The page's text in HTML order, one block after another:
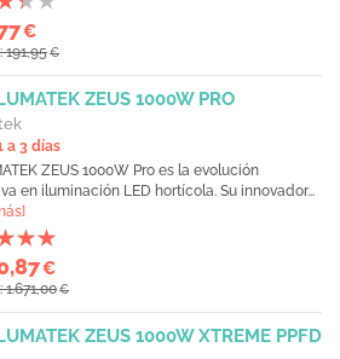
€
191,95€
ZEUS 1000W PRO
a 3 días
ZEUS 1000W Pro es la evolución
en iluminación LED hortícola. Su innovador...
€
1.671,00€
ZEUS 1000W XTREME PPFD